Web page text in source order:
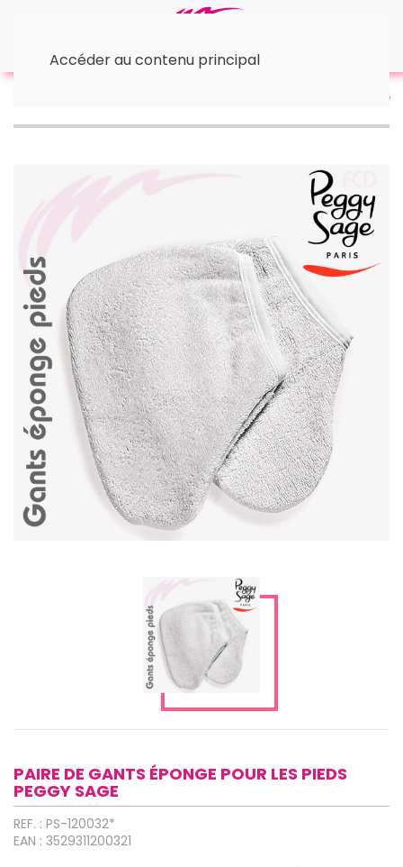
Accéder au contenu principal
PAIRE DE GANTS ÉPONGE POUR LES PIEDS
PEGGY SAGE
REF. : PS-120032*
EAN : 3529311200321